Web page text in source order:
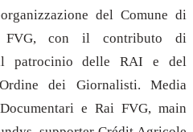
del Comune di
FVG, con il contributo di
il patrocinio delle RAI e del
dei Giornalisti. Media
e Rai FVG, main